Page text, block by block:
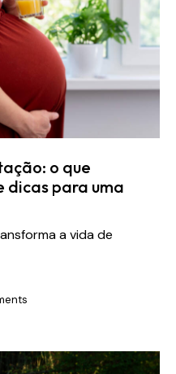
o que
dicas para uma
a vida de